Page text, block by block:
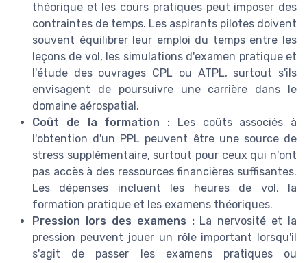
théorique et les cours pratiques peut imposer des
contraintes de temps. Les aspirants pilotes doivent
souvent équilibrer leur emploi du temps entre les
leçons de vol, les simulations d'examen pratique et
l'étude des ouvrages CPL ou ATPL, surtout s'ils
envisagent de poursuivre une carrière dans le
domaine aérospatial.
Coût de la formation : Les coûts associés à
l'obtention d'un PPL peuvent être une source de
stress supplémentaire, surtout pour ceux qui n'ont
pas accès à des ressources financières suffisantes.
Les dépenses incluent les heures de vol, la
formation pratique et les examens théoriques.
Pression lors des examens :La nervosité et la
pression peuvent jouer un rôle important lorsqu'il
s'agit de passer les examens pratiques ou